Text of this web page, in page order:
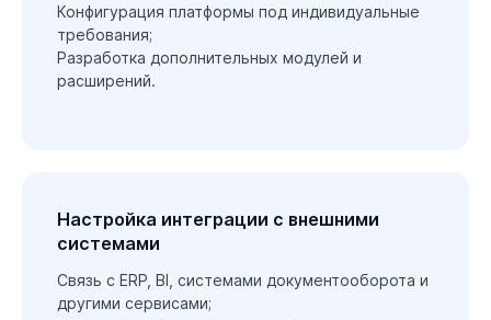
Конфигурация платформы под индивидуальные
требования;
Разработка дополнительных модулей и
расширений.
Настройка интеграции с внешними
системами
Связь с ERP, BI, системами документооборота и
другими сервисами;